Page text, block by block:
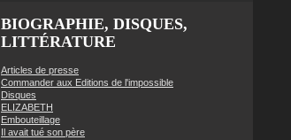
BIOGRAPHIE, DISQUES,
LITTÉRATURE
Articles de presse
Commander aux Editions de l'impossible
Disques
ELIZABETH
Embouteillage
Il avait tué son père